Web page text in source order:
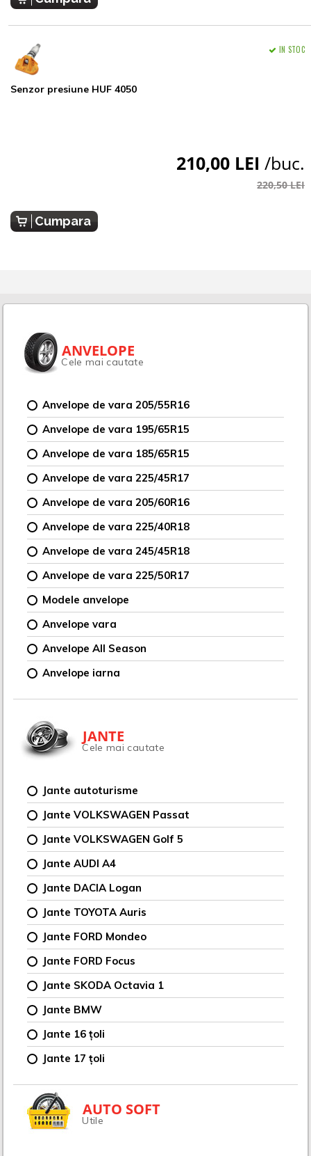
Senzor presiune HUF 4050
IN STOC
210,00 LEI /buc.
220,50 LEI
Cumpara
ANVELOPE
Cele mai cautate
Anvelope de vara 205/55R16
Anvelope de vara 195/65R15
Anvelope de vara 185/65R15
Anvelope de vara 225/45R17
Anvelope de vara 205/60R16
Anvelope de vara 225/40R18
Anvelope de vara 245/45R18
Anvelope de vara 225/50R17
Modele anvelope
Anvelope vara
Anvelope All Season
Anvelope iarna
JANTE
Cele mai cautate
Jante autoturisme
Jante VOLKSWAGEN Passat
Jante VOLKSWAGEN Golf 5
Jante AUDI A4
Jante DACIA Logan
Jante TOYOTA Auris
Jante FORD Mondeo
Jante FORD Focus
Jante SKODA Octavia 1
Jante BMW
Jante 16 țoli
Jante 17 țoli
AUTO SOFT
Utile